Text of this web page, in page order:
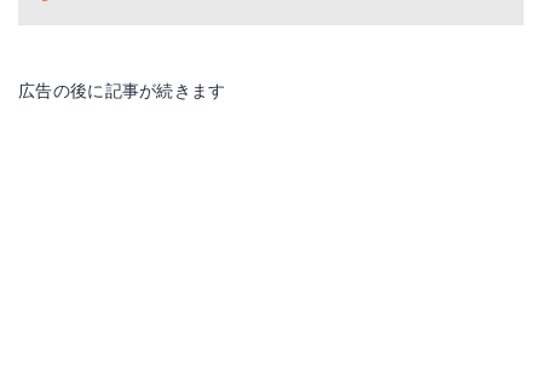
広告の後に記事が続きます